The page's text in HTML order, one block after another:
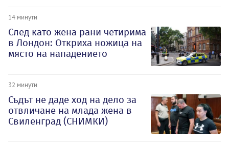
14 минути
След като жена рани четирима
в Лондон: Откриха ножица на
място на нападението
32 минути
Съдът не даде ход на дело за
отвличане на млада жена в
Свиленград (СНИМКИ)